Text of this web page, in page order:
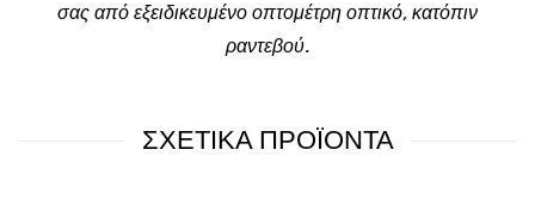
σας από εξειδικευμένο οπτομέτρη οπτικό, κατόπιν
ραντεβού.
ΣΧΕΤΙΚΑ ΠΡΟΪΟΝΤΑ